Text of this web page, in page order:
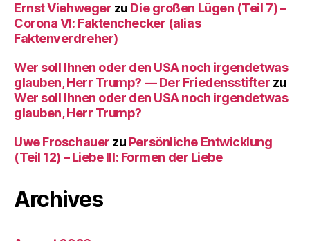
Ernst Viehweger zu Die großen Lügen (Teil 7) –
Corona VI: Faktenchecker (alias
Faktenverdreher)
Wer soll Ihnen oder den USA noch irgendetwas
glauben, Herr Trump? — Der Friedensstifter zu
Wer soll Ihnen oder den USA noch irgendetwas
glauben, Herr Trump?
Uwe Froschauer zu Persönliche Entwicklung
(Teil 12) – Liebe III: Formen der Liebe
Archives